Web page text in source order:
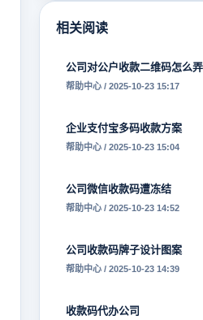
相关阅读
公司对公户收款二维码怎么
帮助中心 / 2025-10-23 15:17
企业支付宝多码收款方案
帮助中心 / 2025-10-23 15:04
公司微信收款码遭冻结
帮助中心 / 2025-10-23 14:52
公司收款码牌子设计图案
帮助中心 / 2025-10-23 14:39
收款码代办公司